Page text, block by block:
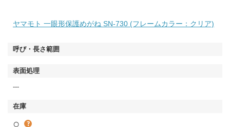
ヤマモト 一眼形保護めがね SN-730 (フレームカラー：クリア)
---
○